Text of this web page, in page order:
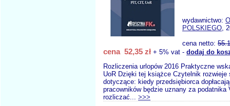
wydawnictwo:
POLSKIEGO,
cena netto:
cena 52,35 zł + 5% vat - dodaj do
Rozliczenia urlopów 2016 Praktyczne
UoR Dzięki tej książce Czytelnik rozwieje
dotyczące: kiedy przedsiębiorca
pracowników będzie uznany za podatnika
rozliczać... >>>